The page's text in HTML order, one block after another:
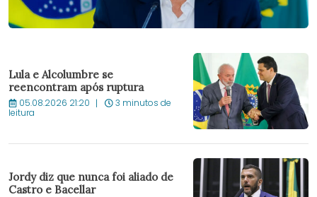
Lula e Alcolumbre se
reencontram após ruptura
05.08.2026 21:20 3 minutos de
leitura
Jordy diz que nunca foi aliado de
Castro e Bacellar